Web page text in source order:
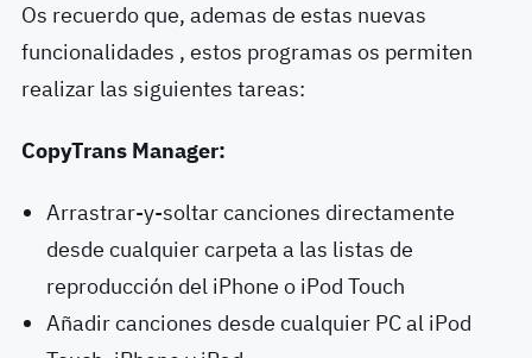
Os recuerdo que, ademas de estas nuevas
funcionalidades , estos programas os permiten
realizar las siguientes tareas:
CopyTrans Manager:
Arrastrar-y-soltar canciones directamente
desde cualquier carpeta a las listas de
reproducción del iPhone o iPod Touch
Añadir canciones desde cualquier PC al iPod